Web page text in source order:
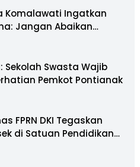
Komalawati Ingatkan
Jangan Abaikan
Sekolah Swasta Wajib
Pemkot Pontianak
FPRN DKI Tegaskan
di Satuan Pendidikan